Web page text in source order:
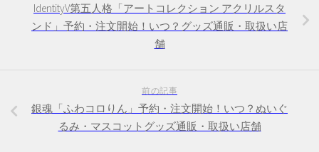
IdentityV第五人格「アートコレクション アクリルスタ
ンド」予約・注文開始！いつ？グッズ通販・取扱い店
舗
前の記事
銀魂「ふわコロりん」予約・注文開始！いつ？ぬいぐ
るみ・マスコットグッズ通販・取扱い店舗